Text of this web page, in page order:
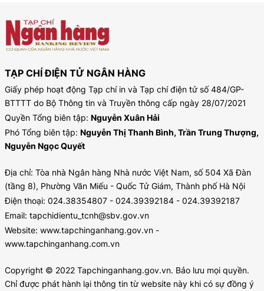
TẠP CHÍ ĐIỆN TỬ NGÂN HÀNG
Giấy phép hoạt động Tạp chí in và Tạp chí điện tử số 484/GP-
BTTTT do Bộ Thông tin và Truyền thông cấp ngày 28/07/2021
Quyền Tổng biên tập: Nguyễn Xuân Hải
Phó Tổng biên tập: Nguyễn Thị Thanh Bình, Trần Trung Thượng,
Nguyễn Ngọc Quyết
Địa chỉ: Tòa nhà Ngân hàng Nhà nước Việt Nam, số 504 Xã Đàn
(tầng 8), Phường Văn Miếu - Quốc Tử Giám, Thành phố Hà Nội
Điện thoại: 024.38354807 - 024.39392184 - 024.39392187
Email: tapchidientu_tcnh@sbv.gov.vn
Website: www.tapchinganhang.gov.vn -
www.tapchinganhang.com.vn
Copyright © 2022 Tapchinganhang.gov.vn. Bảo lưu mọi quyền.
Chỉ được phát hành lại thông tin từ website này khi có sự đồng ý